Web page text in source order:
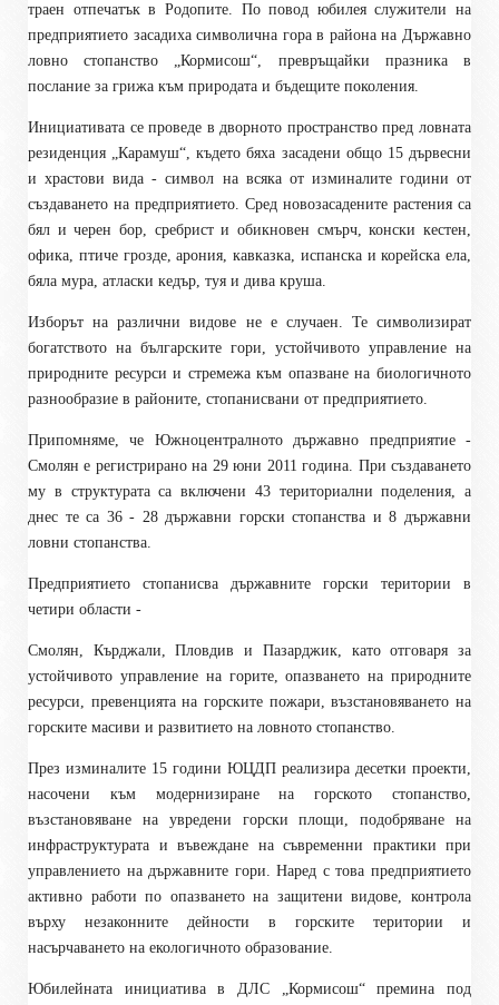
траен отпечатък в Родопите. По повод юбилея служители на
предприятието засадиха символична гора в района на Държавно
ловно стопанство „Кормисош“, превръщайки празника в
послание за грижа към природата и бъдещите поколения.
Инициативата се проведе в дворното пространство пред ловната
резиденция „Карамуш“, където бяха засадени общо 15 дървесни
и храстови вида - символ на всяка от изминалите години от
създаването на предприятието. Сред новозасадените растения са
бял и черен бор, сребрист и обикновен смърч, конски кестен,
офика, птиче грозде, арония, кавказка, испанска и корейска ела,
бяла мура, атласки кедър, туя и дива круша.
Изборът на различни видове не е случаен. Те символизират
богатството на българските гори, устойчивото управление на
природните ресурси и стремежа към опазване на биологичното
разнообразие в районите, стопанисвани от предприятието.
Припомняме, че Южноцентралното държавно предприятие -
Смолян е регистрирано на 29 юни 2011 година. При създаването
му в структурата са включени 43 териториални поделения, а
днес те са 36 - 28 държавни горски стопанства и 8 държавни
ловни стопанства.
Предприятието стопанисва държавните горски територии в
четири области -
Смолян, Кърджали, Пловдив и Пазарджик, като отговаря за
устойчивото управление на горите, опазването на природните
ресурси, превенцията на горските пожари, възстановяването на
горските масиви и развитието на ловното стопанство.
През изминалите 15 години ЮЦДП реализира десетки проекти,
насочени към модернизиране на горското стопанство,
възстановяване на увредени горски площи, подобряване на
инфраструктурата и въвеждане на съвременни практики при
управлението на държавните гори. Наред с това предприятието
активно работи по опазването на защитени видове, контрола
върху незаконните дейности в горските територии и
насърчаването на екологичното образование.
Юбилейната инициатива в ДЛС „Кормисош“ премина под